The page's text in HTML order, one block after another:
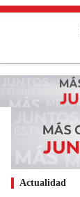
Actualidad